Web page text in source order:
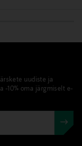
uudiste ja
-10% oma järgmiselt e-